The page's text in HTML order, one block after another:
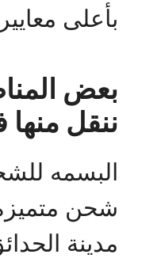
بأعلى
بعض
ننقل منها
البسمه
شحن
مدينة